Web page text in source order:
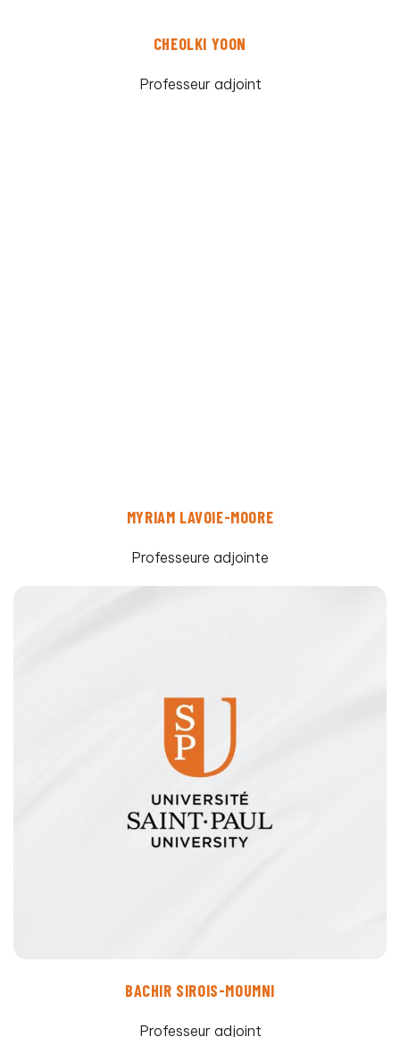
CHEOLKI YOON
Professeur adjoint
MYRIAM LAVOIE-MOORE
Professeure adjointe
BACHIR SIROIS-MOUMNI
Professeur adjoint